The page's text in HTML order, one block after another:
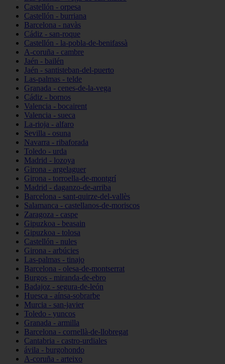
Castellón - orpesa
Castellón - burriana
Barcelona - navàs
Cádiz - san-roque
Castellón - la-pobla-de-benifassà
A-coruña - cambre
Jaén - bailén
Jaén - santisteban-del-puerto
Las-palmas - telde
Granada - cenes-de-la-vega
Cádiz - bornos
Valencia - bocairent
Valencia - sueca
La-rioja - alfaro
Sevilla - osuna
Navarra - ribaforada
Toledo - urda
Madrid - lozoya
Girona - argelaguer
Girona - torroella-de-montgrí
Madrid - daganzo-de-arriba
Barcelona - sant-quirze-del-vallès
Salamanca - castellanos-de-moriscos
Zaragoza - caspe
Gipuzkoa - beasain
Gipuzkoa - tolosa
Castellón - nules
Girona - arbúcies
Las-palmas - tinajo
Barcelona - olesa-de-montserrat
Burgos - miranda-de-ebro
Badajoz - segura-de-león
Huesca - aínsa-sobrarbe
Murcia - san-javier
Toledo - yuncos
Granada - armilla
Barcelona - cornellà-de-llobregat
Cantabria - castro-urdiales
ávila - burgohondo
A-coruña - arteixo